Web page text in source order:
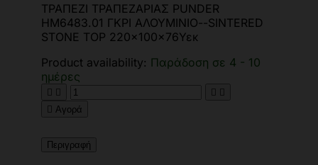
ΤΡΑΠΕΖΙ ΤΡΑΠΕΖΑΡΙΑΣ PUNDER
HM6483.01 ΓΚΡΙ ΑΛΟΥΜΙΝΙΟ--SINTERED
STONE TOP 220x100x76Υεκ
Product availability: Παράδοση σε 4 - 10
ημέρες
   
 Αγορά
Περιγραφή